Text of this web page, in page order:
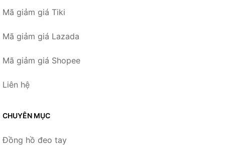
Mã giảm giá Tiki
Mã giảm giá Lazada
Mã giảm giá Shopee
Liên hệ
CHUYÊN MỤC
Đồng hồ đeo tay